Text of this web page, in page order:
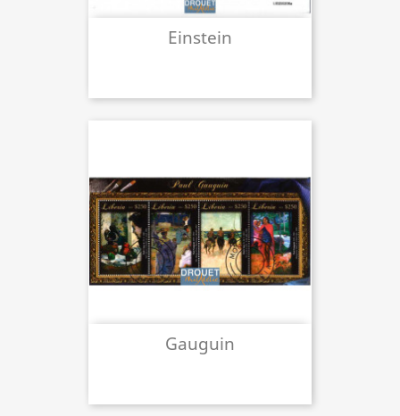
Einstein
Gauguin